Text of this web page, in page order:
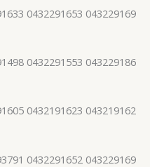
0432291653 043229169
0432291553 043229186
0432191623 043219162
0432291652 043229169